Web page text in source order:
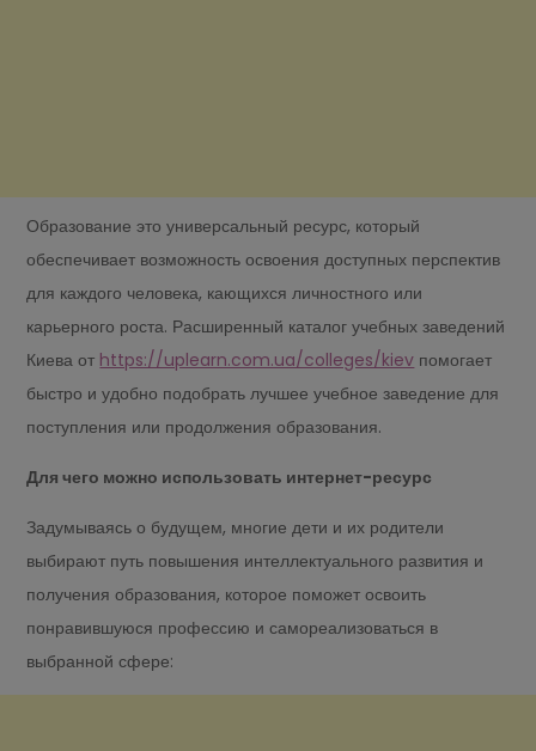
Образование это универсальный ресурс, который
обеспечивает возможность освоения доступных перспектив
для каждого человека, кающихся личностного или
карьерного роста. Расширенный каталог учебных заведений
Киева от https://uplearn.com.ua/colleges/kiev помогает
быстро и удобно подобрать лучшее учебное заведение для
поступления или продолжения образования.
Для чего можно использовать интернет-ресурс
Задумываясь о будущем, многие дети и их родители
выбирают путь повышения интеллектуального развития и
получения образования, которое поможет освоить
понравившуюся профессию и самореализоваться в
выбранной сфере: